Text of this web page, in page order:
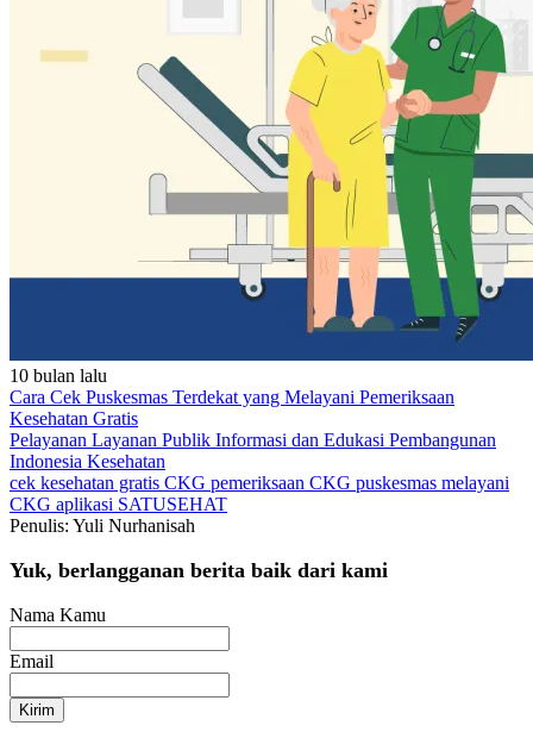
10 bulan lalu
Cara Cek Puskesmas Terdekat yang Melayani Pemeriksaan
Kesehatan Gratis
Pelayanan Layanan Publik Informasi dan Edukasi Pembangunan
Indonesia Kesehatan
cek kesehatan gratis CKG pemeriksaan CKG puskesmas melayani
CKG aplikasi SATUSEHAT
Penulis: Yuli Nurhanisah
Yuk, berlangganan berita baik dari kami
Nama Kamu
Email
Kirim